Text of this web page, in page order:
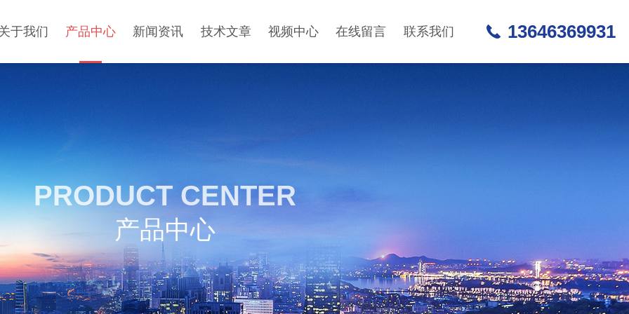
于我们 产品中心 新闻资讯 技术文章 视频中心 在线留言 联系我们 13646369931
PRODUCT CENTER
产品中心